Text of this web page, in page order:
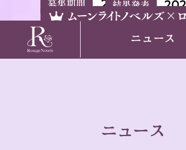
ニュース
ニュース